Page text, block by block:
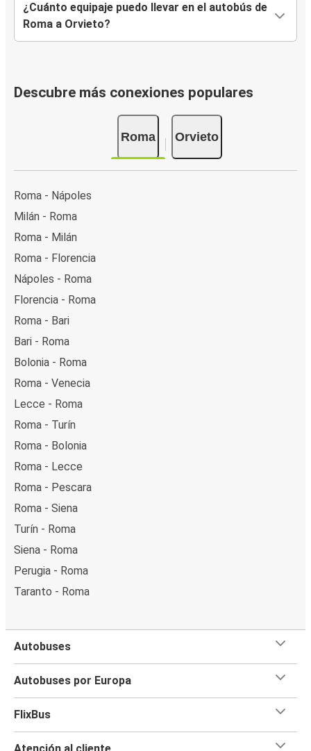
¿Cuánto equipaje puedo llevar en el autobús de
Roma a Orvieto?
Descubre más conexiones populares
Roma Orvieto
Roma - Nápoles
Milán - Roma
Roma - Milán
Roma - Florencia
Nápoles - Roma
Florencia - Roma
Roma - Bari
Bari - Roma
Bolonia - Roma
Roma - Venecia
Lecce - Roma
Roma - Turín
Roma - Bolonia
Roma - Lecce
Roma - Pescara
Roma - Siena
Turín - Roma
Siena - Roma
Perugia - Roma
Taranto - Roma
Autobuses
Autobuses por Europa
FlixBus
Atención al cliente